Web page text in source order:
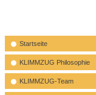
Startseite
KLIMMZUG Philosophie
KLIMMZUG-Team